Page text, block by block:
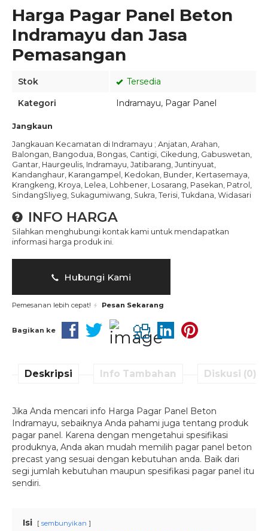
Harga Pagar Panel Beton
Indramayu dan Jasa
Pemasangan
Stok
Tersedia
Kategori
Indramayu, Pagar Panel
Jangkaun
Jangkauan Kecamatan di Indramayu ; Anjatan, Arahan,
Balongan, Bangodua, Bongas, Cantigi, Cikedung, Gabuswetan,
Gantar, Haurgeulis, Indramayu, Jatibarang, Juntinyuat,
Kandanghaur, Karangampel, Kedokan, Bunder, Kertasemaya,
Krangkeng, Kroya, Lelea, Lohbener, Losarang, Pasekan, Patrol,
SindangSliyeg, Sukagumiwang, Sukra, Terisi, Tukdana, Widasari
INFO HARGA
Silahkan menghubungi kontak kami untuk mendapatkan
informasi harga produk ini.
Hubungi Kami
Pemesanan lebih cepat! Pesan Sekarang
Bagikan ke
Deskripsi Info Tambahan Diskusi (0)
Jika Anda mencari info Harga Pagar Panel Beton
Indramayu, sebaiknya Anda pahami juga tentang produk
pagar panel. Karena dengan mengetahui spesifikasi
produknya, Anda akan mudah memilih pagar panel beton
precast yang sesuai dengan kebutuhan anda. Baik dari
segi jumlah kebutuhan maupun spesifikasi pagar panel itu
sendiri.
Isi sembunyikan